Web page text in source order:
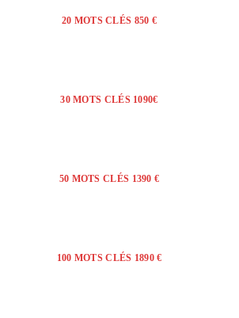
20 MOTS CLÉS 850 €
30 MOTS CLÉS 1090€
50 MOTS CLÉS 1390 €
100 MOTS CLÉS 1890 €